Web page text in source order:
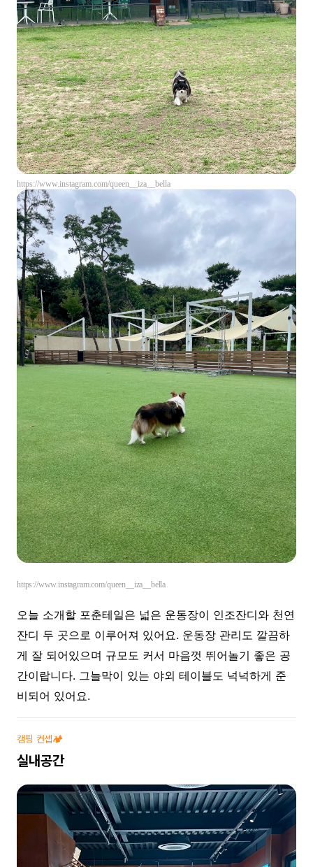
https://www.instagram.com/queen__iza__bella
https://www.instagram.com/queen__iza__bella
오늘 소개할 포춘테일은 넓은 운동장이 인조잔디와 천연
잔디 두 곳으로 이루어져 있어요. 운동장 관리도 깔끔하
게 잘 되어있으며 규모도 커서 마음껏 뛰어놀기 좋은 공
간이랍니다. 그늘막이 있는 야외 테이블도 넉넉하게 준
비되어 있어요.
캠핑 컨셉🏕️
실내공간